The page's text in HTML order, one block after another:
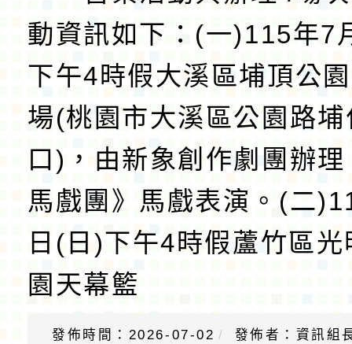
動資訊如下：(一)115年7
下午4時假大溪區埔頂公
場(桃園市大溪區公園路
口)，由新象創作劇團辦
馬戲團》馬戲表演。(二
日(日)下午4時假蘆竹區
園天幕籃
發佈時間：2026-07-02 發佈者：資訊組